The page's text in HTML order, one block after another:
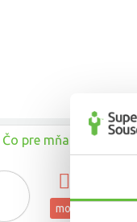
Čo pre mňa urobili
oprava
montovanie a